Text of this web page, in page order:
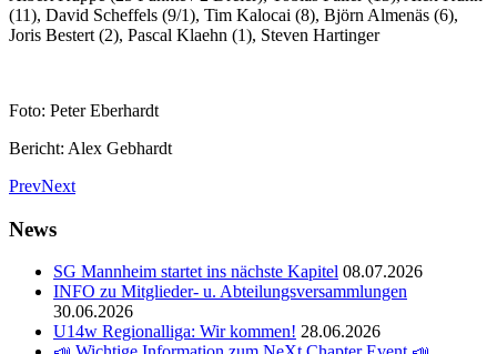
(11), David Scheffels (9/1), Tim Kalocai (8), Björn Almenäs (6),
Joris Bestert (2), Pascal Klaehn (1), Steven Hartinger
Foto: Peter Eberhardt
Bericht: Alex Gebhardt
PrevNext
News
SG Mannheim startet ins nächste Kapitel 08.07.2026
INFO zu Mitglieder- u. Abteilungsversammlungen
30.06.2026
U14w Regionalliga: Wir kommen! 28.06.2026